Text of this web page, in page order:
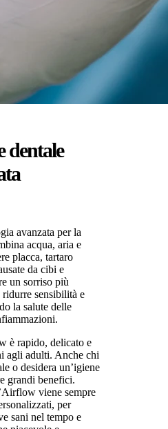
dentale
avanzata per la
acqua, aria e
placca, tartaro
da cibi e
un sorriso più
sensibilità e
la salute delle
è rapido, delicato e
agli adulti. Anche chi
o desidera un’igiene
grandi benefici.
viene sempre
per
sani nel tempo e